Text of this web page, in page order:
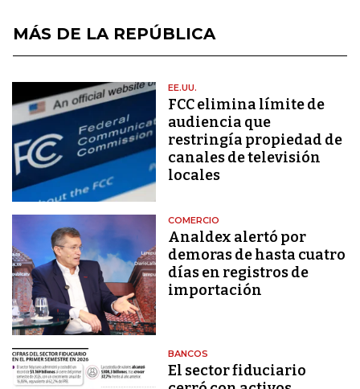
MÁS DE LA REPÚBLICA
EE.UU.
FCC elimina límite de
audiencia que
restringía propiedad de
canales de televisión
locales
COMERCIO
Analdex alertó por
demoras de hasta cuatro
días en registros de
importación
BANCOS
El sector fiduciario